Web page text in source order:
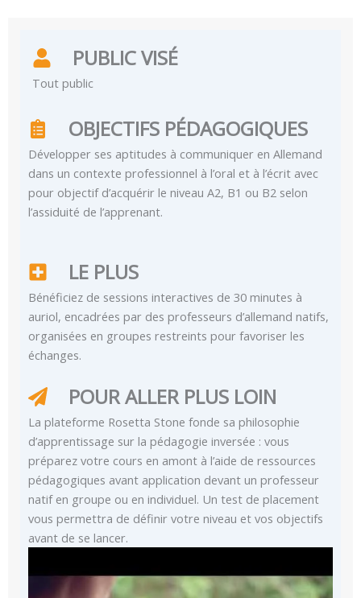
PUBLIC VISÉ
Tout public
OBJECTIFS PÉDAGOGIQUES
Développer ses aptitudes à communiquer en Allemand
dans un contexte professionnel à l’oral et à l’écrit avec
pour objectif d’acquérir le niveau A2, B1 ou B2 selon
l’assiduité de l’apprenant.
LE PLUS
Bénéficiez de sessions interactives de 30 minutes à
auriol, encadrées par des professeurs d’allemand natifs,
organisées en groupes restreints pour favoriser les
échanges.
POUR ALLER PLUS LOIN
La plateforme Rosetta Stone fonde sa philosophie
d’apprentissage sur la pédagogie inversée : vous
préparez votre cours en amont à l’aide de ressources
pédagogiques avant application devant un professeur
natif en groupe ou en individuel. Un test de placement
vous permettra de définir votre niveau et vos objectifs
avant de se lancer.